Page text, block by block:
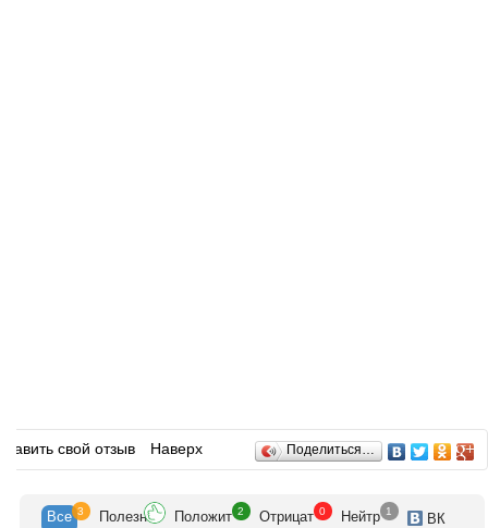
Отзывы
свой отзыв Наверх Поделиться…
Все 3 Полезн Положит 2 Отрицат 0 Нейтр 1 ВК